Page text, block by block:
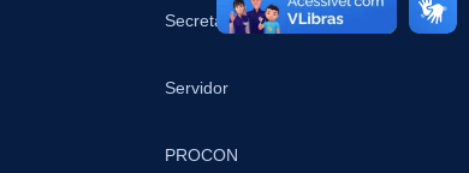
Secretarias
Servidor
PROCON